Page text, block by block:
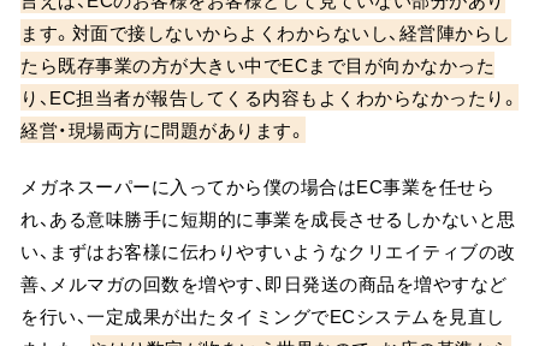
ます。対面で接しないからよくわからないし、経営陣からし
たら既存事業の方が大きい中でECまで目が向かなかった
り、EC担当者が報告してくる内容もよくわからなかったり。
経営・現場両方に問題があります。
メガネスーパーに入ってから僕の場合はEC事業を任せら
れ、ある意味勝手に短期的に事業を成長させるしかないと思
い、まずはお客様に伝わりやすいようなクリエイティブの改
善、メルマガの回数を増やす、即日発送の商品を増やすなど
を行い、一定成果が出たタイミングでECシステムを見直し